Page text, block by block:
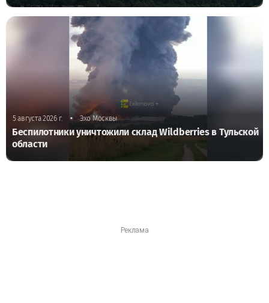
5 августа 2026 г. • Эхо Москвы
Беспилотники уничтожили склад Wildberries в Тульской
области